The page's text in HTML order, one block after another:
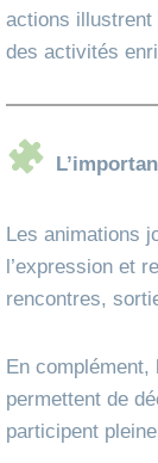
actions illustrent
des activités
Les animations
l’expression et
rencontres,
En
permettent de
participent